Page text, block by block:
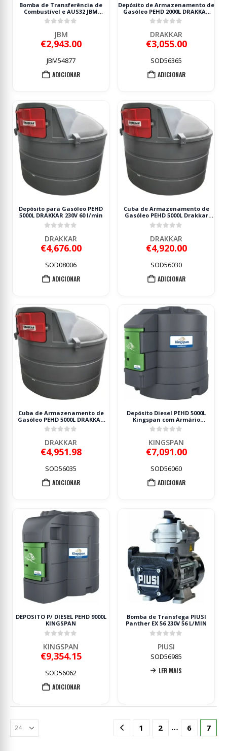
Bomba de Transferência de
Combustível e AUS32 JBM
330+50L 12V
JBM
€2,943.00
JBM54877
ADICIONAR
Depósito de Armazenamento de
Gasóleo PEHD 2000L DRAKKAR
com Estação 60 l/min e
Enrolador
DRAKKAR
€3,055.00
SOD56365
ADICIONAR
Depósito para Gasóleo PEHD
5000L DRAKKAR 230V 60 l/min
DRAKKAR
€4,676.00
SOD08006
ADICIONAR
Cuba de Armazenamento de
Gasóleo PEHD 5000L Drakkar
230V 56 l/min
DRAKKAR
€4,920.00
SOD56030
ADICIONAR
Cuba de Armazenamento de
Gasóleo PEHD 5000L DRAKKAR
230V 72 l/min
DRAKKAR
€4,951.98
SOD56035
ADICIONAR
Depósito Diesel PEHD 5000L
Kingspan com Armário
Integrado 230V
KINGSPAN
€7,091.00
SOD56060
ADICIONAR
DEPOSITO P/ DIESEL PEHD 9000L
KINGSPAN
KINGSPAN
€9,354.15
SOD56062
ADICIONAR
Bomba de Transfega PIUSI
Panther EX 56 230V 56 L/MIN
PIUSI
SOD56985
LER MAIS
1 2 … 6 7